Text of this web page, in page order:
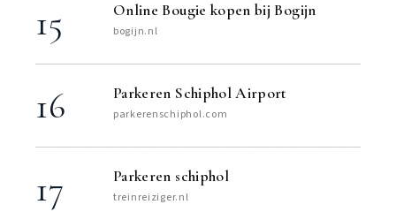
15 Online Bougie kopen bij Bogijn
bogijn.nl
16 Parkeren Schiphol Airport
parkerenschiphol.com
17 Parkeren schiphol
treinreiziger.nl